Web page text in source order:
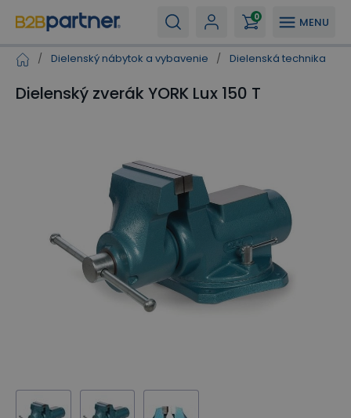
MENU
0
/ Dielenský nábytok a vybavenie / Dielenská technika
Dielenský zverák YORK Lux 150 T